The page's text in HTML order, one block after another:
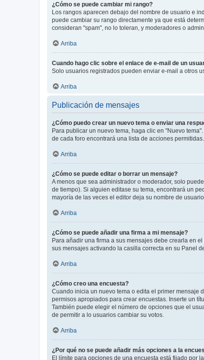
¿Cómo se puede cambiar mi rango?
Los rangos aparecen debajo del nombre de usuario e
puede cambiar su rango directamente ya que está
consideran "spam", no lo toleran, y moderadores o
Arriba
Cuando hago clic sobre el enlace de e-mail de un
Solo usuarios registrados pueden enviar e-mail a otros
Arriba
Publicación de mensajes
¿Cómo puedo crear un nuevo tema o enviar una
Para publicar un nuevo tema, haga clic en "Nuevo
de cada foro encontrará una lista de acciones
Arriba
¿Cómo se puede editar o borrar un mensaje?
A menos que sea administrador o moderador, solo
de tiempo). Si alguien editase su tema, encontrará un
mayoría de las veces el editor deja su nombre de
Arriba
¿Cómo se puede añadir una firma a mi mensaje?
Para añadir una firma a sus mensajes debe crearla en
sus mensajes activando la casilla correcta en su Panel
Arriba
¿Cómo creo una encuesta?
Cuando inicia un nuevo tema o edita el primer mensaje
permisos apropiados para crear encuestas. Inserte un
También puede elegir el número de opciones que el
de permitir a lo usuarios cambiar su votos.
Arriba
¿Por qué no se puede añadir más opciones a la
El límite para opciones de una encuesta está fijado por